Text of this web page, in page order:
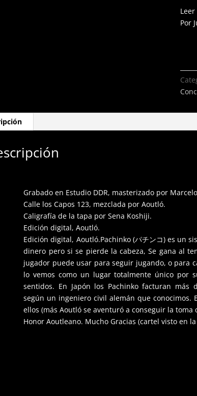
Por
Grabado en Estudio DDR, masterizado por
Calle los Capos 123, mezclada por Aoutló.
Caligrafía de la tapa por Sena Koshiji.
Edición digital, Aoutló.
Edición digital, Aoutló.Pachinko (パチンコ) es un
dinero pero si se pierde la cabeza, Se gana al
jugador puede usar para seguir jugando, o para
lo vemos como un lugar totalmente único por
sentidos. En Japón los Pachinko facturan
según un ingeniero civil alemán que conocimos.
ellos (más Aoutló se aventuró a conseguir la toma
Honor Aoutleano. Mucho Gracias (cartel visto en